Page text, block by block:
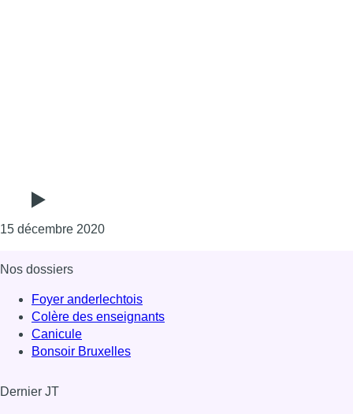
15 décembre 2020Consulter l'article "Andrea Rea, professeur
Nos dossiers
Foyer anderlechtois
Colère des enseignants
Canicule
Bonsoir Bruxelles
Dernier JT